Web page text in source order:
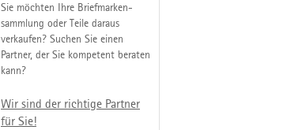
Sie möchten Ihre Briefmarken-
sammlung oder Teile daraus
verkaufen? Suchen Sie einen
Partner, der Sie kompetent beraten
kann?
Wir sind der richtige Partner
für Sie!